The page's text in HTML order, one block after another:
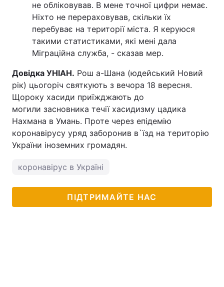
не обліковував. В мене точної цифри немає.
Ніхто не перераховував, скільки їх
перебуває на території міста. Я керуюся
такими статистиками, які мені дала
Міграційна служба, - сказав мер.
Довідка УНІАН. Рош а-Шана (юдейський Новий
рік) цьогоріч святкують з вечора 18 вересня.
Щороку хасиди приїжджають до
могили засновника течії хасидизму цадика
Нахмана в Умань. Проте через епідемію
коронавірусу уряд заборонив в`їзд на територію
України іноземних громадян.
коронавірус в Україні
ПІДТРИМАЙТЕ НАС